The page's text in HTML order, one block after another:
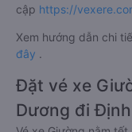
cập https://
Xem hướng dẫn chi
đây .
Đặt vé xe
Dương đi Định